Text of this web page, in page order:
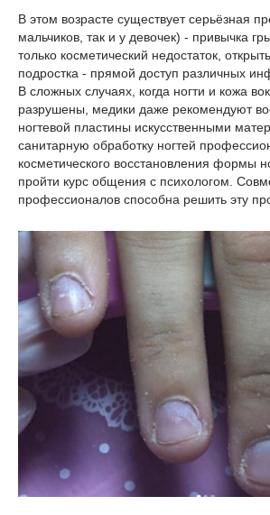
В этом возрасте существует серьёзная
мальчиков, так и у девочек) - привычка
только косметический недостаток,
подростка - прямой доступ различных
В сложных случаях, когда ногти и кожа
разрушены, медики даже рекомендуют
ногтевой пластины искусственными
санитарную обработку ногтей
косметического восстановления формы
пройти курс общения с психологом.
профессионалов способна решить эту